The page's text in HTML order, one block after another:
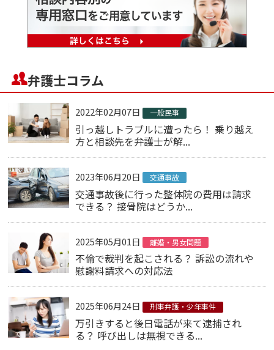
弁護士コラム
2022年02月07日 一般民事
引っ越しトラブルに遭ったら！ 乗り越え
方と相談先を弁護士が解...
2023年06月20日 交通事故
交通事故後に行った整体院の費用は請求
できる？ 接骨院はどうか...
2025年05月01日 離婚・男女問題
不倫で裁判を起こされる？ 訴訟の流れや
慰謝料請求への対応法
2025年06月24日 刑事弁護・少年事件
万引きすると後日電話が来て逮捕され
る？ 呼び出しは無視できる...